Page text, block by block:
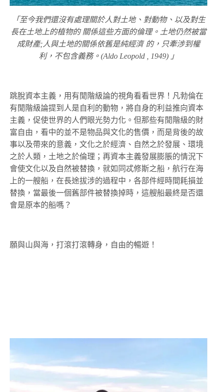
「至今我們還沒有處理關於人對土地、對動物、以及對生
長在土地上的植物的 關係這些方面的倫理。土地仍然被當
成財產;人與土地的關係依舊是純經濟 的，只牽涉到權
利，不包含義務。(Aldo Leopold , 1949) 」
跳脫資本主義，用有閒階級論的視角看看世界！凡勃倫在
有閒階級論提到人是自利的動物，將自身的利益推向資本
主義，促使世界的人們眼光勢力化。但那些有閒階級的財
富自由，看中的並不是物品與文化的售價，而是背後的故
事以及帶來的意義，文化之於經濟、自然之於發展、環境
之於人類，土地之於倫理；再資本主義發展膨脹的情況下
會使文化以及自然被替換，就如同忒修斯之船，航行在海
上的一艘船，在長途拔涉的過程中，各部件經時間耗損並
替換，當最後一個舊部件被替換掉時，這艘船最終是否還
會是原本的船嗎？
願與山與海，打滾打滾轉身，自由的暢遊！